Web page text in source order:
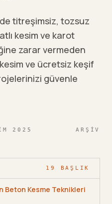
titreşimsiz, tozsuz
kesim ve karot
zarar vermeden
ve ücretsiz keşif
güvenle
2025 ARŞIV
19 BAŞLIK
Beton Kesme Teknikleri